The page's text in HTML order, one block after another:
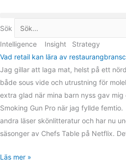
innehåll
Sök
Intelligence
Insight
Strategy
Vad retail kan lära av
Jag gillar att laga mat, helst på ett
både sous vide och utrustning för
extra glad när mina barn nyss gav mig
Smoking Gun Pro när jag fyllde
andra läser skönlitteratur och har nu
säsonger av Chefs Table på Netflix.
Läs mer »